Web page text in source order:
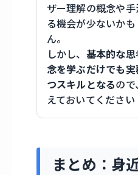
ザー理解の概念や
る機会が少ないか
ん。
しかし、 基本的な
念を学ぶだけでも
つスキルとなるので
えておいてください
まとめ：身